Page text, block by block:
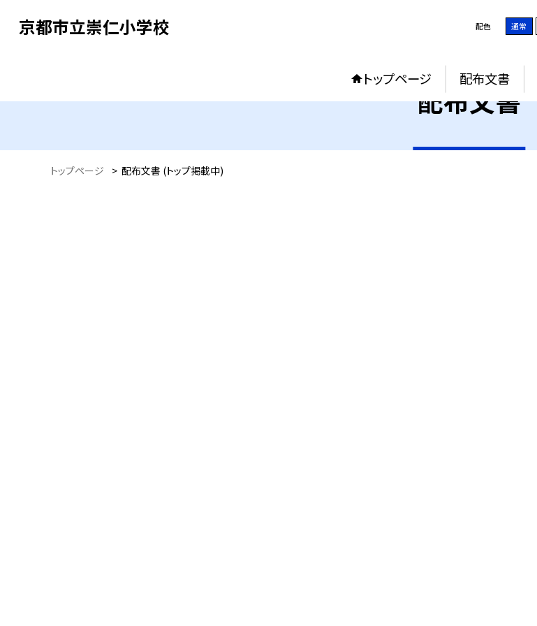
京都市立崇仁小学校 配色 通常
トップページ 配布文書
配布文書
トップページ > 配布文書 (トップ掲載中)